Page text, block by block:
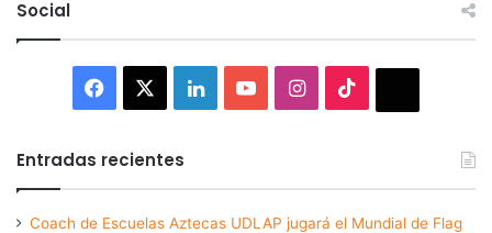
Social
Facebook LinkedInYouTubeInstagram
Entradas recientes
Coach de Escuelas Aztecas UDLAP jugará el Mundial de Flag